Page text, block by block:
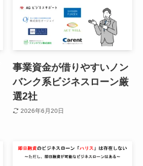
事業資金が借りやすいノン
バンク系ビジネスローン厳
選2社
2026年6月20日